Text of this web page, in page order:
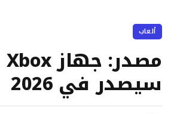
ألعاب
سيصدر في 2026